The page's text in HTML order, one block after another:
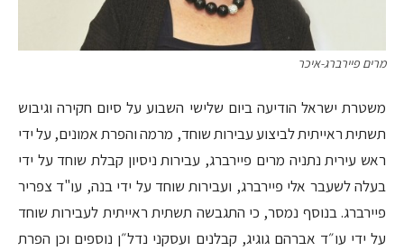
מרים פיירברג-איכר
משטרת ישראל הודיעה ביום שלישי השבוע על סיום חקירה וגיבוש
תשתית ראייתית לביצוע עבירות שוחד, מרמה והפרת אמונים, על ידי
ראש עירית נתניה מרים פיירברג, עבירות ניסיון קבלת שוחד על ידי
בעלה לשעבר אלי פיירברג, ועבירות שוחד על ידי בנה, עו"ד צפריר
פיירברג. בנוסף נמסר, כי התגבשה תשתית ראייתית לעבירות שוחד
על ידי עו״ד אברהם גוגיג, קבלנים ועסקני נדל״ן נוספים וכן הפרת